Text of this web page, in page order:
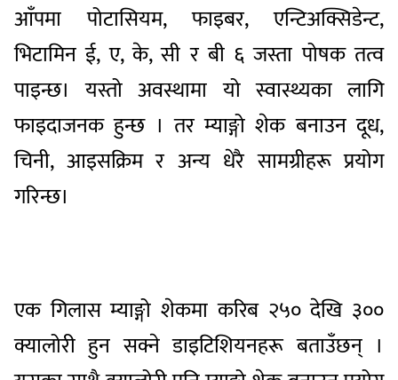
आँपमा पोटासियम, फाइबर, एन्टिअक्सिडेन्ट,
भिटामिन ई, ए, के, सी र बी ६ जस्ता पोषक तत्व
पाइन्छ। यस्तो अवस्थामा यो स्वास्थ्यका लागि
फाइदाजनक हुन्छ । तर म्याङ्गो शेक बनाउन दूध,
चिनी, आइसक्रिम र अन्य धेरै सामग्रीहरू प्रयोग
गरिन्छ।
एक गिलास म्याङ्गो शेकमा करिब २५० देखि ३००
क्यालोरी हुन सक्ने डाइटिशियनहरू बताउँछन् ।